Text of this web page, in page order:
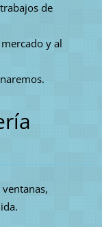
de
y al